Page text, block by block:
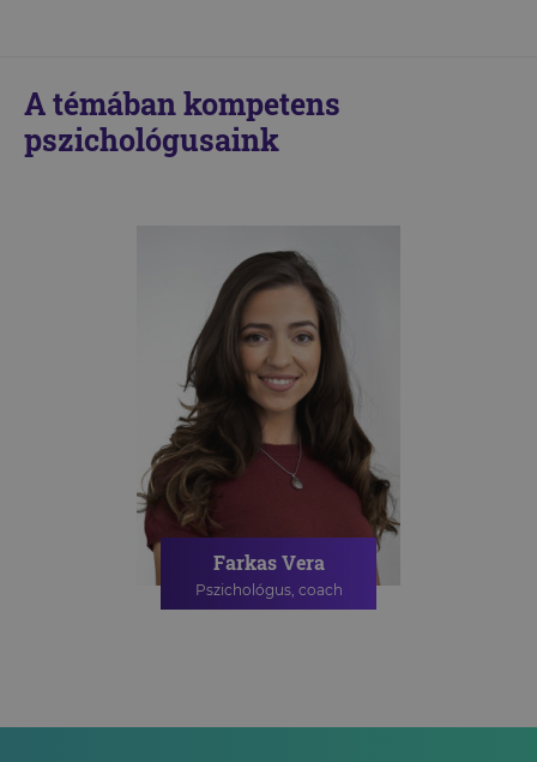
A témában kompetens
pszichológusaink
Farkas Vera
Pszichológus, coach